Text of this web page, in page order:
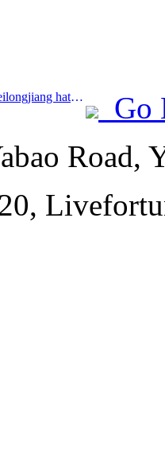
Prev:Qitaihe in der Provinz Heilongjiang hat die landesweit erste Verordnung zur Eis- und Schneeindustrie erlassen, die die Integration von KI in den Eis- und Schneesport fördert.
Go
Road,